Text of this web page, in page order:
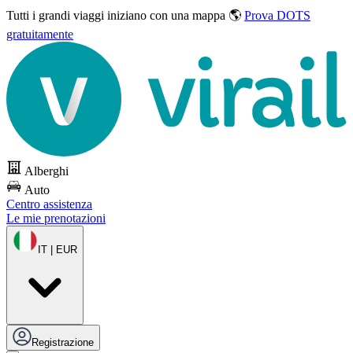
Tutti i grandi viaggi iniziano con una mappa 🌎 Prova DOTS
gratuitamente
Alberghi
Auto
Centro assistenza
Le mie prenotazioni
IT | EUR
Registrazione